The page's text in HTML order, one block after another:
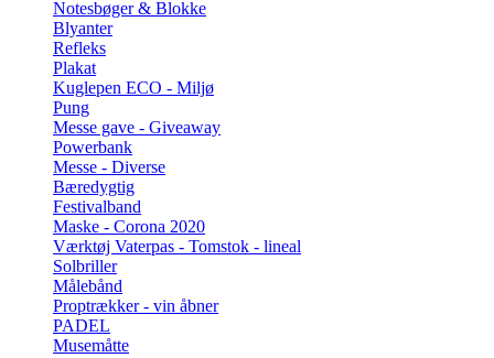
Notesbøger & Blokke
Blyanter
Refleks
Plakat
Kuglepen ECO - Miljø
Pung
Messe gave - Giveaway
Powerbank
Messe - Diverse
Bæredygtig
Festivalband
Maske - Corona 2020
Værktøj Vaterpas - Tomstok - lineal
Solbriller
Målebånd
Proptrækker - vin åbner
PADEL
Musemåtte